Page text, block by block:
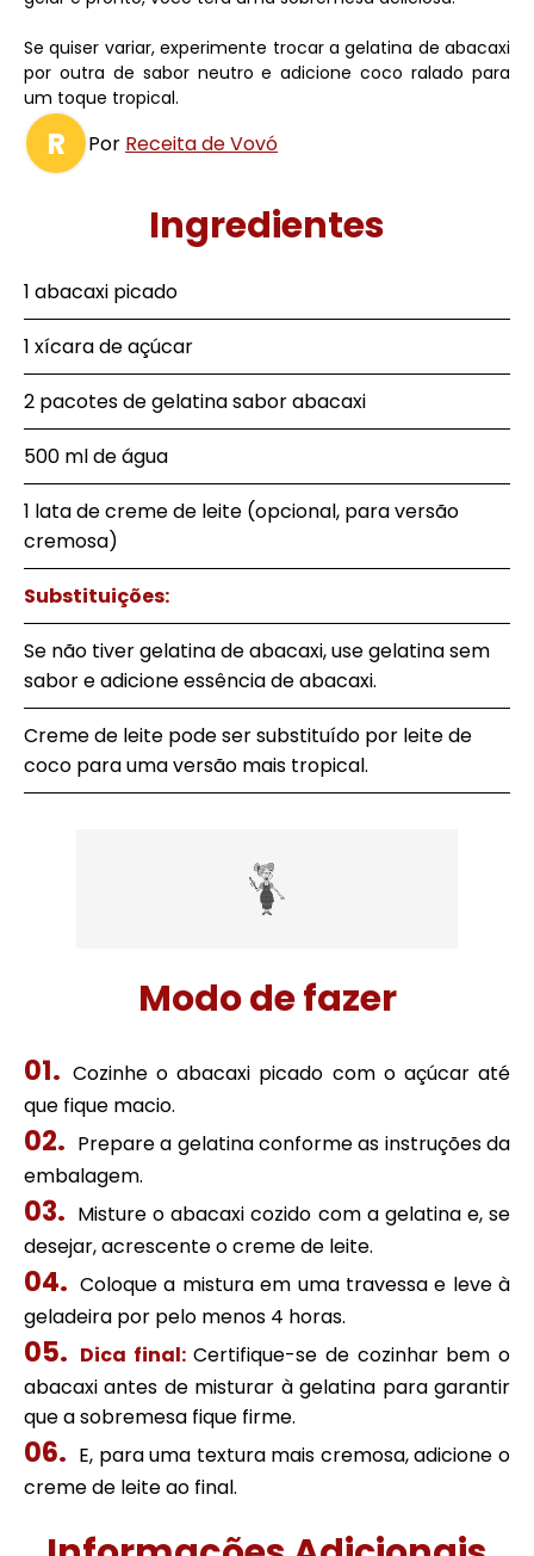
Se quiser variar, experimente trocar a gelatina de abacaxi
por outra de sabor neutro e adicione coco ralado para
um toque tropical.
R Por Receita de Vovó
Ingredientes
1 abacaxi picado
1 xícara de açúcar
2 pacotes de gelatina sabor abacaxi
500 ml de água
1 lata de creme de leite (opcional, para versão
cremosa)
Substituições:
Se não tiver gelatina de abacaxi, use gelatina sem
sabor e adicione essência de abacaxi.
Creme de leite pode ser substituído por leite de
coco para uma versão mais tropical.
Modo de fazer
Cozinhe o abacaxi picado com o açúcar até
que fique macio.
Prepare a gelatina conforme as instruções da
embalagem.
Misture o abacaxi cozido com a gelatina e, se
desejar, acrescente o creme de leite.
Coloque a mistura em uma travessa e leve à
geladeira por pelo menos 4 horas.
Dica final:Certifique-se de cozinhar bem o
abacaxi antes de misturar à gelatina para garantir
que a sobremesa fique firme.
E, para uma textura mais cremosa, adicione o
creme de leite ao final.